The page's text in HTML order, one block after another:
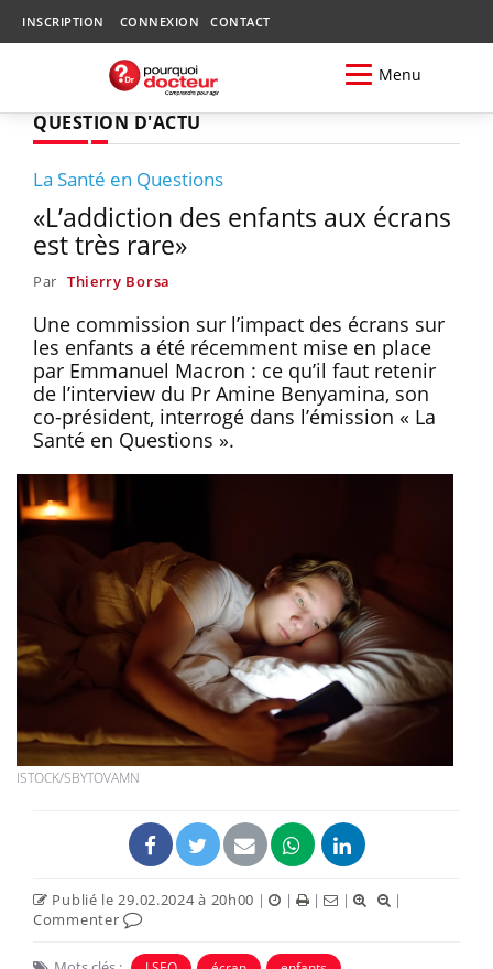
INSCRIPTION CONNEXION CONTACT
Menu
QUESTION D'ACTU
La Santé en Questions
«L’addiction des enfants aux écrans
est très rare»
Par Thierry Borsa
Une commission sur l’impact des écrans sur
les enfants a été récemment mise en place
par Emmanuel Macron : ce qu’il faut retenir
de l’interview du Pr Amine Benyamina, son
co-président, interrogé dans l’émission « La
Santé en Questions ».
ISTOCK/SBYTOVAMN
Publié le 29.02.2024 à 20h00 | | | |
|
Commenter